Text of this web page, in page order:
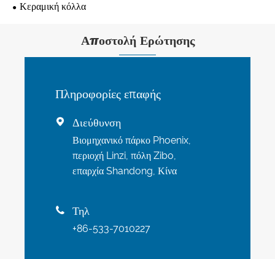
Κεραμική κόλλα
Αποστολή Ερώτησης
Πληροφορίες επαφής
 Διεύθυνση
Βιομηχανικό πάρκο Phoenix,
περιοχή Linzi, πόλη Zibo,
επαρχία Shandong, Κίνα
 Τηλ
+86-533-7010227